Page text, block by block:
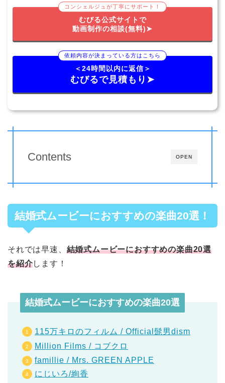
コンシェルジュが丁寧にサポート！
むびる公式サイトで
動画制作の相談(無料)➤
依頼内容が決まっている方はこちら
＜24時間以内に返信＞
むびるで見積もり➤
OPEN
Contents
結婚式ムービーにおすすめの楽曲20選！
それでは早速、 結婚式ムービーにおすすめの楽曲20選
を紹介します！
結婚式ムービーにおすすめの楽曲20選
115万キロのフィルム / Official髭男dism
Million Films / コブクロ
famillie / Mrs. GREEN APPLE
にじいろ/絢香